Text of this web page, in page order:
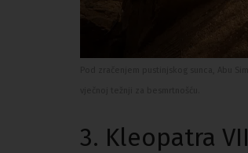
3. Kleopatra VII